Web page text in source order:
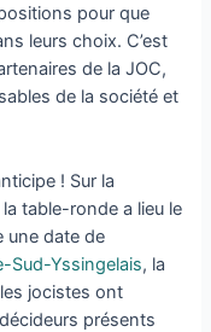
pour que
leurs choix. C’est
de la JOC,
de la société et
! Sur la
table-ronde a lieu le
une date de
Sud-Yssingelais, la
jocistes ont
présents